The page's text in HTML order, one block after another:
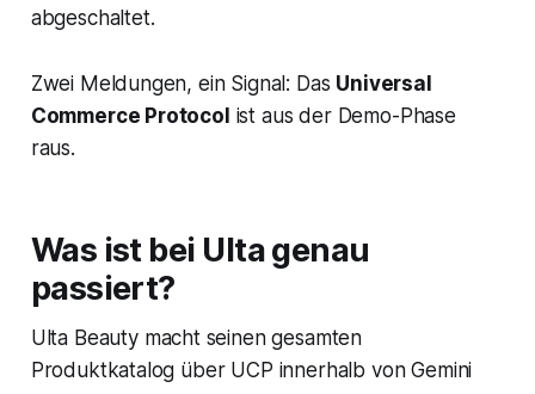
abgeschaltet.
Zwei Meldungen, ein Signal: Das Universal
Commerce Protocol ist aus der Demo-Phase
raus.
Was ist bei Ulta genau
passiert?
Ulta Beautymacht seinen gesamten
Produktkatalog über UCP innerhalb vonGemini